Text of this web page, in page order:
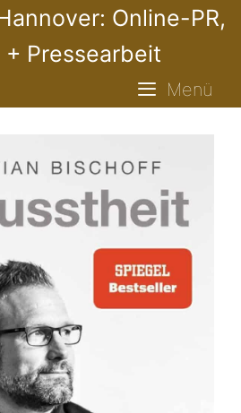
Online-PR,
Pressearbeit
Menü